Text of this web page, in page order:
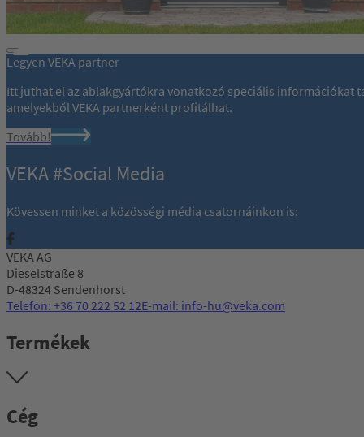
Legyen VEKA partner
Itt juthat el az ablakgyártókra vonatkozó speciális információkat
amelyekből VEKA partnerként profitálhat.
Tovább!
VEKA #Social Media
Kövessen minket a közösségi média csatornáinkon is:
VEKA AG
Dieselstraße 8
D-48324 Sendenhorst
Telefon: +36 70 222 52 12E-mail: info-hu@veka.com
Termékek
Cég